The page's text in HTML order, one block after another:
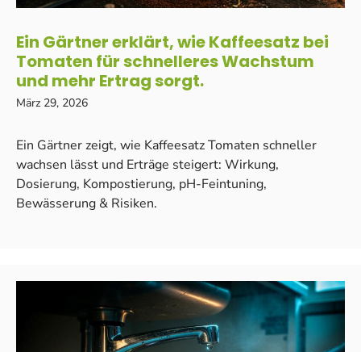
Ein Gärtner erklärt, wie Kaffeesatz bei
Tomaten für schnelleres Wachstum
und mehr Ertrag sorgt.
März 29, 2026
Ein Gärtner zeigt, wie Kaffeesatz Tomaten schneller
wachsen lässt und Erträge steigert: Wirkung,
Dosierung, Kompostierung, pH-Feintuning,
Bewässerung & Risiken.